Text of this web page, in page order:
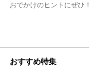
おでかけのヒントにぜひ！
おすすめ特集